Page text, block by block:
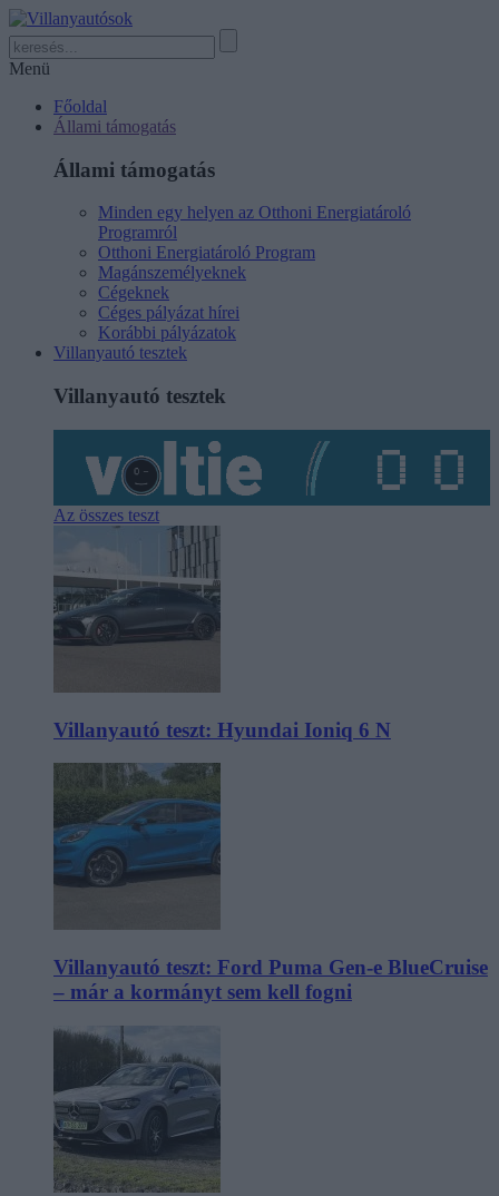
Menü
Főoldal
Állami támogatás
Állami támogatás
Minden egy helyen az Otthoni Energiatároló
Programról
Otthoni Energiatároló Program
Magánszemélyeknek
Cégeknek
Céges pályázat hírei
Korábbi pályázatok
Villanyautó tesztek
Villanyautó tesztek
Az összes teszt
Villanyautó teszt: Hyundai Ioniq 6 N
Villanyautó teszt: Ford Puma Gen-e BlueCruise
– már a kormányt sem kell fogni